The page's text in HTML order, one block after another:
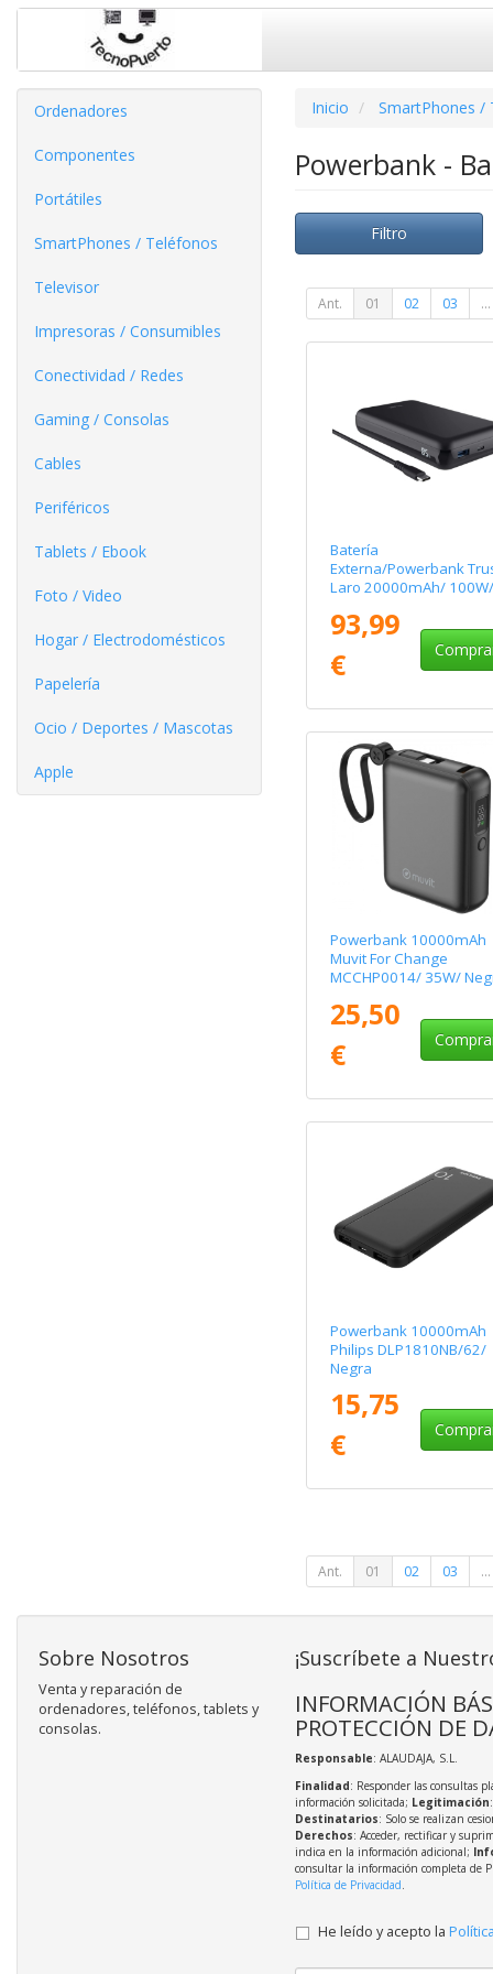
Ordenadores
Componentes
Portátiles
SmartPhones / Teléfonos
Televisor
Impresoras / Consumibles
Conectividad / Redes
Gaming / Consolas
Cables
Periféricos
Tablets / Ebook
Foto / Video
Hogar / Electrodomésticos
Papelería
Ocio / Deportes / Mascotas
Apple
Inicio SmartPhones /
Powerbank -
Filtro
Ant. 01 02 03 ...
Batería
Externa/Powerbank
Laro 20000mAh/ 100W/
Portátiles
93,99
€
Powerbank 10000mAh
Muvit For Change
MCCHP0014/ 35W/
25,50
€
Powerbank 10000mAh
Philips DLP1810NB/62/
Negra
15,75
€
Ant. 01 02 03 ...
Sobre Nosotros
Venta y reparación de
ordenadores, teléfonos, tablets y
consolas.
¡Suscríbete a
INFORMACIÓN
PROTECCIÓN DE
Responsable: ALAUDAJA, S.L.
Finalidad: Responder las consultas
información solicitada; Legitimación
Destinatarios: Solo se realizan
Derechos: Acceder, rectificar y
indica en la información adicional;
consultar la información completa de
Política de Privacidad.
He leído y acepto la